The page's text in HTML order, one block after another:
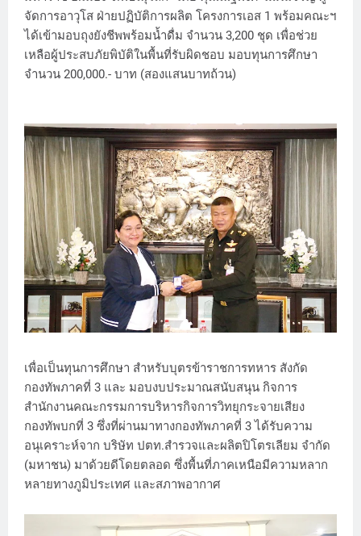
จัดการอาวุโส ฝ่ายปฏิบัติการผลิต โครงการเอส 1 พร้อมคณะฯ
ได้เข้ามอบถุงยังชีพพร้อมน้ำดื่ม จำนวน 3,200 ชุด เพื่อช่วย
เหลือผู้ประสบภัยพิบัติในพื้นที่รับผิดชอบ มอบทุนการศึกษา
จำนวน 200,000.- บาท (สองแสนบาทถ้วน)
เพื่อเป็นทุนการศึกษา สำหรับบุตรข้าราชการทหาร สังกัด
กองทัพภาคที่ 3 และ มอบงบประมาณสนับสนุน กิจการ
สำนักงานคณะกรรมการบริหารกิจการวิทยุกระจายเสียง
กองทัพบกที่ 3 ซึ่งที่ผ่านมาทางกองทัพภาคที่ 3 ได้รับความ
อนุเคราะห์จาก บริษัท ปตท.สำรวจและผลิตปิโตรเลียม จำกัด
(มหาชน) มาด้วยดีโดยตลอด ซึ่งพื้นที่ภาคเหนือมีความหลาก
หลายทางภูมิประเทศ และสภาพอากาศ